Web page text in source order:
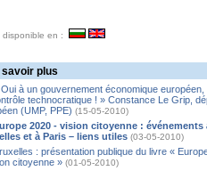
disponible en :
savoir plus
à un gouvernement économique européen,
technocratique ! » Constance Le Grip,
(UMP, PPE) (15-05-2010)
2020 - vision citoyenne : événements
et à Paris – liens utiles (03-05-2010)
: présentation publique du livre «
citoyenne » (01-05-2010)